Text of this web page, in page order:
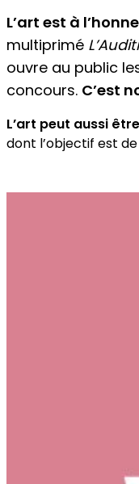
L’art est à
multiprimé
ouvre au public
concours. C’est
L’art peut aussi
dont l’objectif est